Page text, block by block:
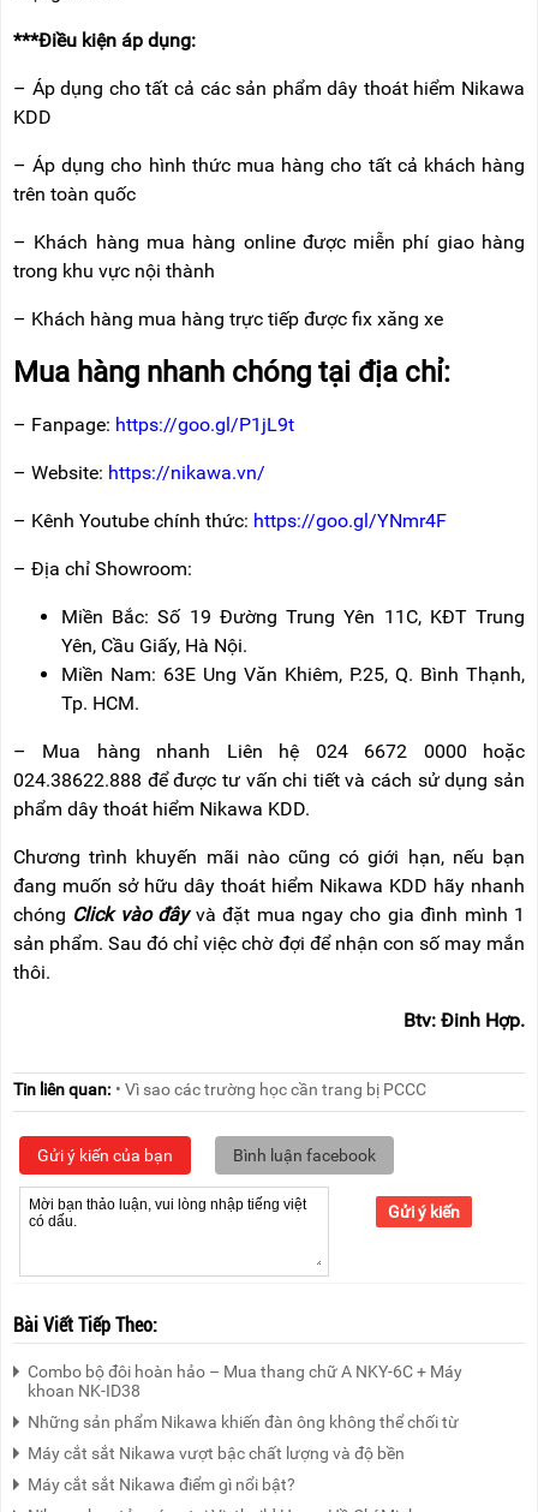
***Điều kiện áp dụng:
– Áp dụng cho tất cả các sản phẩm dây thoát hiểm Nikawa
KDD
– Áp dụng cho hình thức mua hàng cho tất cả khách hàng
trên toàn quốc
– Khách hàng mua hàng online được miễn phí giao hàng
trong khu vực nội thành
– Khách hàng mua hàng trực tiếp được fix xăng xe
Mua hàng nhanh chóng tại địa chỉ:
– Fanpage: https://goo.gl/P1jL9t
– Website: https://nikawa.vn/
– Kênh Youtube chính thức: https://goo.gl/YNmr4F
– Địa chỉ Showroom:
Miền Bắc: Số 19 Đường Trung Yên 11C, KĐT Trung
Yên, Cầu Giấy, Hà Nội.
Miền Nam: 63E Ung Văn Khiêm, P.25, Q. Bình Thạnh,
Tp. HCM.
– Mua hàng nhanh Liên hệ 024 6672 0000 hoặc
024.38622.888 để được tư vấn chi tiết và cách sử dụng sản
phẩm dây thoát hiểm Nikawa KDD.
Chương trình khuyến mãi nào cũng có giới hạn, nếu bạn
đang muốn sở hữu dây thoát hiểm Nikawa KDD hãy nhanh
chóng Click vào đây và đặt mua ngay cho gia đình mình 1
sản phẩm. Sau đó chỉ việc chờ đợi để nhận con số may mắn
thôi.
Btv: Đinh Hợp.
Tin liên quan: • Vì sao các trường học cần trang bị PCCC
Gửi ý kiến của bạn Bình luận facebook
Gửi ý kiến
Bài Viết Tiếp Theo:
Combo bộ đôi hoàn hảo – Mua thang chữ A NKY-6C + Máy
khoan NK-ID38
Những sản phẩm Nikawa khiến đàn ông không thể chối từ
Máy cắt sắt Nikawa vượt bậc chất lượng và độ bền
Máy cắt sắt Nikawa điểm gì nổi bật?